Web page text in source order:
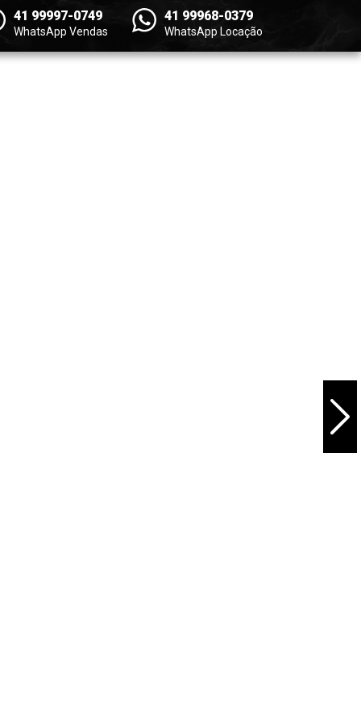
41 99997-0749
WhatsApp Vendas
41 99968-0379
WhatsApp Locação